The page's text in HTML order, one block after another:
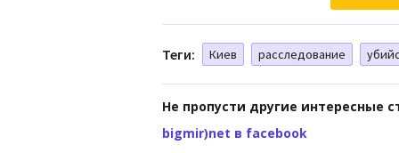
Теги: Киев расследование
Не пропусти другие интересные
bigmir)net в facebook